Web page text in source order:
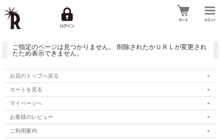
ご指定のページは見つかりません。 削除されたかＵＲＬが変更され
たため表示できません。
お店のトップへ戻る
カートを見る
マイページへ
お客様のレビュー
ご利用案内